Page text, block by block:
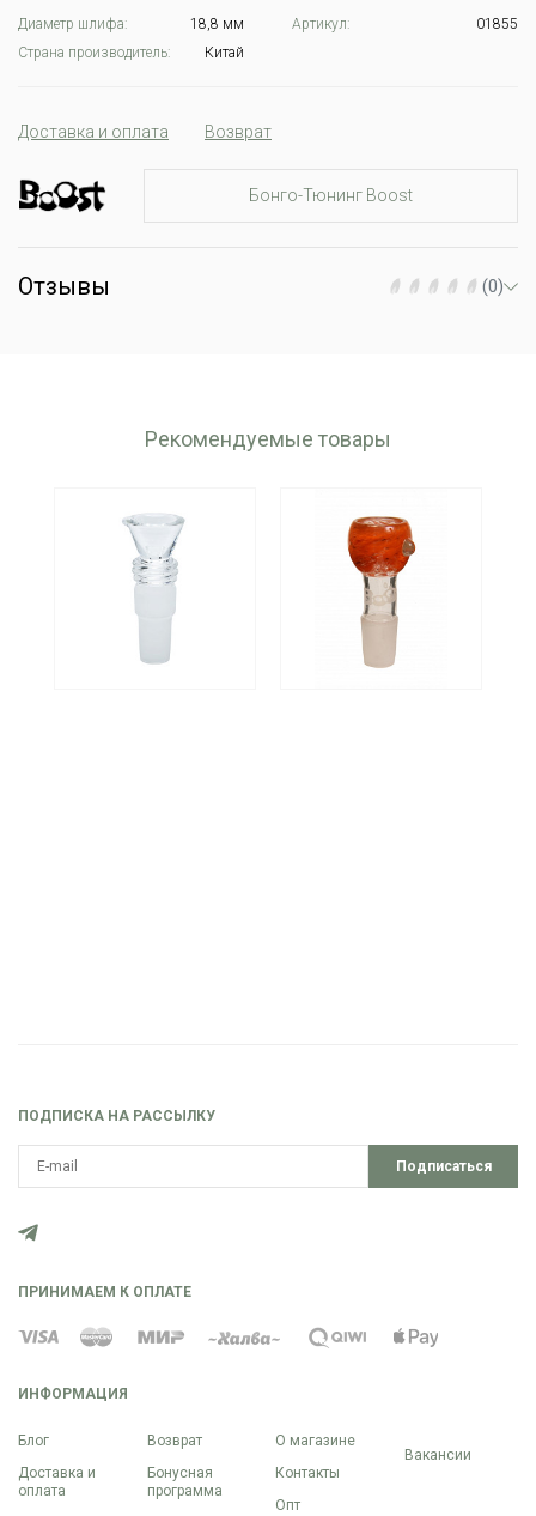
Диаметр шлифа: 18,8 мм Артикул:
01855
Страна производитель:
Китай
Доставка и оплата Возврат
Бонго-Тюнинг Boost
Отзывы (0)
Рекомендуемые товары
ИНФОРМАЦИЯ
Блог
Доставка и
оплата
Возврат
Бонусная
программа
О магазине
Контакты
Опт
Вакансии
ПОДПИСКА НА РАССЫЛКУ
Подписаться
ПРИНИМАЕМ К ОПЛАТЕ